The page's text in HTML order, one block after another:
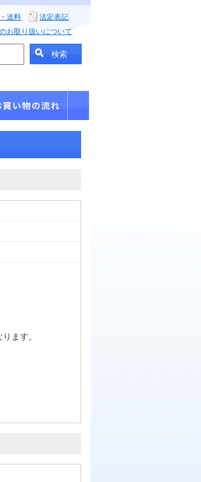
送料
法定表記
お取り扱いについて
ます。